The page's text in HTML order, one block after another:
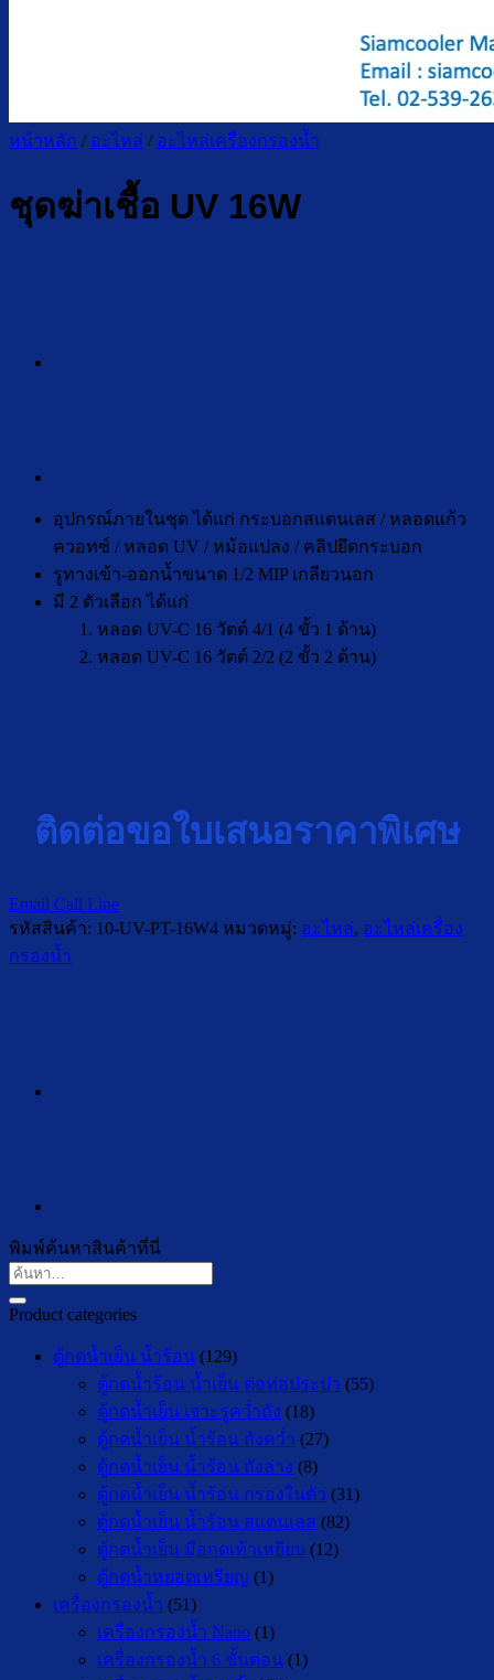
หน้าหลัก / อะไหล่ / อะไหล่เครื่องกรองน้ำ
ชุดฆ่าเชื้อ UV 16W
อุปกรณ์ภายในชุด ได้แก่ กระบอกสแตนเลส / หลอดแก้ว
ควอทซ์ / หลอด UV / หม้อแปลง / คลิปยึดกระบอก
รูทางเข้า-ออกน้ำขนาด 1/2 MIP เกลียวนอก
มี 2 ตัวเลือก ได้แก่
หลอด UV-C 16 วัตต์ 4/1 (4 ขั้ว 1 ด้าน)
หลอด UV-C 16 วัตต์ 2/2 (2 ขั้ว 2 ด้าน)
ติดต่อขอใบเสนอราคาพิเศษ
Email Call Line
รหัสสินค้า: 10-UV-PT-16W4 หมวดหมู่: อะไหล่, อะไหล่เครื่อง
กรองน้ำ
พิมพ์ค้นหาสินค้าที่นี่
ค้นหา:
Product categories
ตู้กดน้ำเย็น น้ำร้อน (129)
ตู้กดน้ำร้อน น้ำเย็น ต่อท่อประปา (55)
ตู้กดน้ำเย็น เจาะรูคว่ำถัง (18)
ตู้กดน้ำเย็น น้ำร้อน ถังคว่ำ (27)
ตู้กดน้ำเย็น น้ำร้อน ถังล่าง (8)
ตู้กดน้ำเย็น น้ำร้อน กรองในตัว (31)
ตู้กดน้ำเย็น น้ำร้อน สแตนเลส (82)
ตู้กดน้ำเย็น มือกดเท้าเหยียบ (12)
ตู้กดน้ำหยอดเหรียญ (1)
เครื่องกรองน้ำ (51)
เครื่องกรองน้ำ Nano (1)
เครื่องกรองน้ำ 6 ขั้นตอน (1)